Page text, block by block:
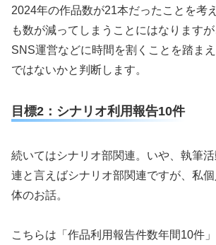
2024年の作品数が21本だったことを考
も数が減ってしまうことにはなります
SNS運営などに時間を割くことを踏ま
ではないかと判断します。
目標2：シナリオ利用報告10件
続いてはシナリオ部関連。いや、執筆
連と言えばシナリオ部関連ですが、私
体のお話。
こちらは「作品利用報告件数年間10件